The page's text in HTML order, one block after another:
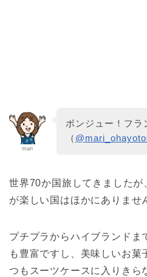
mari
ボンジュー！フラ
（
世界70か国旅してきましたが
が楽しい国はほかにありませ
プチプラからハイブランドま
も豊富ですし、美味しいお菓
つもスーツケースに入りきら